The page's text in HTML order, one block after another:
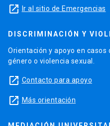
launch Ir al sitio de Emergencias
DISCRIMINACIÓN Y
Orientación y apoyo en
género o violencia sexual.
launch Contacto para apoyo
launch Más orientación